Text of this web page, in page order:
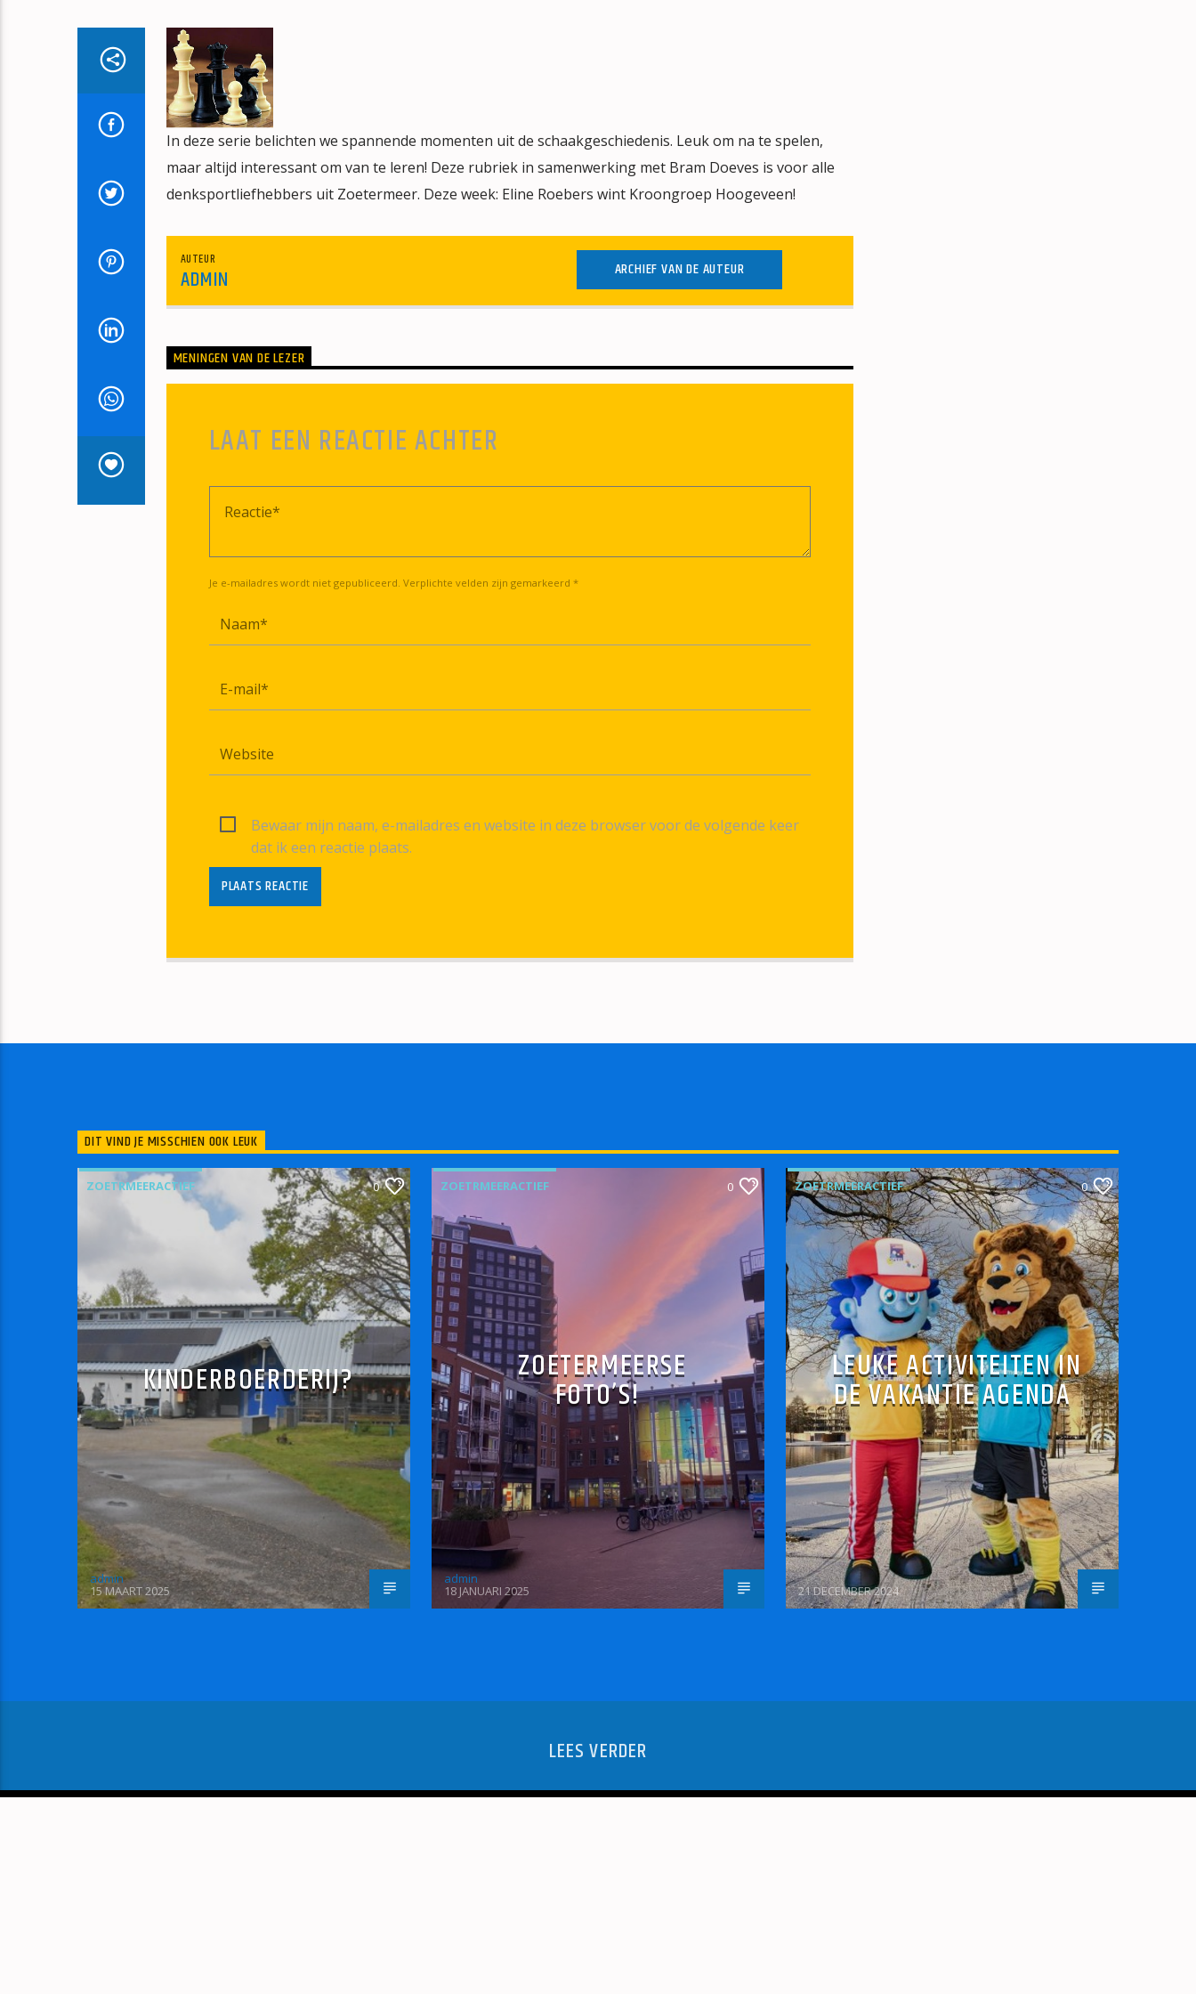
In deze serie belichten we spannende momenten uit de schaakgeschiedenis. Leuk om na te spelen,
maar altijd interessant om van te leren! Deze rubriek in samenwerking met Bram Doeves is voor alle
denksportliefhebbers uit Zoetermeer. Deze week: Eline Roebers wint Kroongroep Hoogeveen!
AUTEUR
ADMIN ARCHIEF VAN DE AUTEUR
MENINGEN VAN DE LEZER
LAAT EEN REACTIE ACHTER
Je e-mailadres wordt niet gepubliceerd. Verplichte velden zijn gemarkeerd *
Bewaar mijn naam, e-mailadres en website in deze browser voor de volgende keer
dat ik een reactie plaats.
DIT VIND JE MISSCHIEN OOK LEUK
ZOETRMEERACTIEF 0
KINDERBOERDERIJ?
admin
15 MAART 2025
ZOETRMEERACTIEF 0
ZOETERMEERSE
FOTO’S!
admin
18 JANUARI 2025
ZOETRMEERACTIEF 0
LEUKE ACTIVITEITEN IN
DE VAKANTIE AGENDA
21 DECEMBER 2024
LEES VERDER